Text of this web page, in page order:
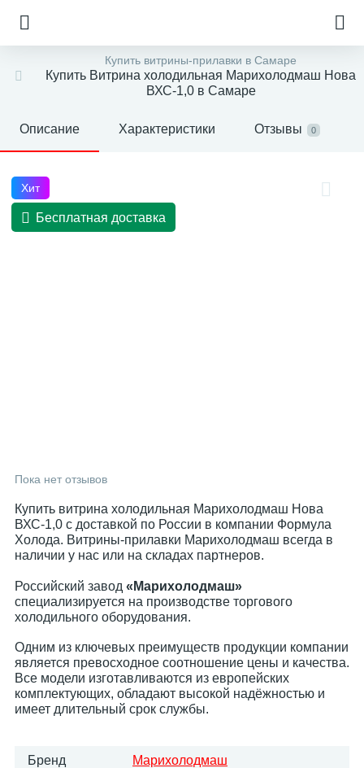
Купить витрины-прилавки в Самаре
Купить Витрина холодильная Марихолодмаш Нова
ВХС-1,0 в Самаре
Описание Характеристики Отзывы 0
Хит
Бесплатная доставка
Пока нет отзывов
Купить витрина холодильная Марихолодмаш Нова
ВХС-1,0 с доставкой по России в компании Формула
Холода. Витрины-прилавки Марихолодмаш всегда в
наличии у нас или на складах партнеров.
Российский завод «Марихолодмаш»
специализируется на производстве торгового
холодильного оборудования.
Одним из ключевых преимуществ продукции компании
является превосходное соотношение цены и качества.
Все модели изготавливаются из европейских
комплектующих, обладают высокой надёжностью и
имеет длительный срок службы.
Бренд Марихолодмаш